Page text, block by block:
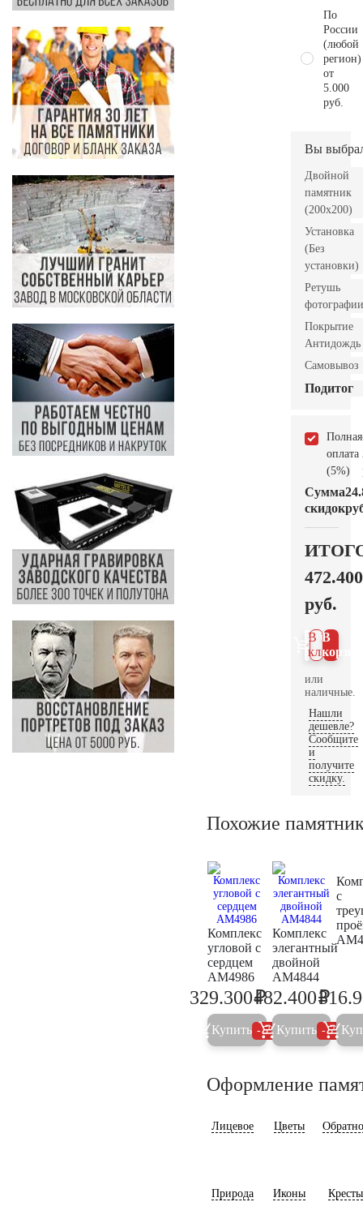
По
России
(любой
регион)
от
5.000
руб.
Вы
Двойной
памятник
(200х200)
Установка
(Без
установки)
Ретушь
фотографии
Покрытие
Антидождь
Самовывоз
Подитог
Полная
оплата
(5%)
Сумма
скидок
472.400
руб.
В
В 1
клик
или
наличные.
Нашли
дешевле?
Сообщите
и
получите
скидку.
Похожие
Комплекс
угловой с
сердцем
AM4986
346.600
329.300₽
Купить 5%
Комплекс
элегантный
двойной
AM4844
482.400₽
Купить 5%
с
Оформление
Лицевое Цветы
Природа Иконы Кресты